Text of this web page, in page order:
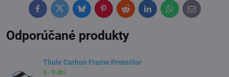
FacebookTwitterBlueskyPinterestRedditLinkedInWhatsApp
E-
mail
Odporúčané produkty
Thule Carbon Frame Protector
3 - 9 dní